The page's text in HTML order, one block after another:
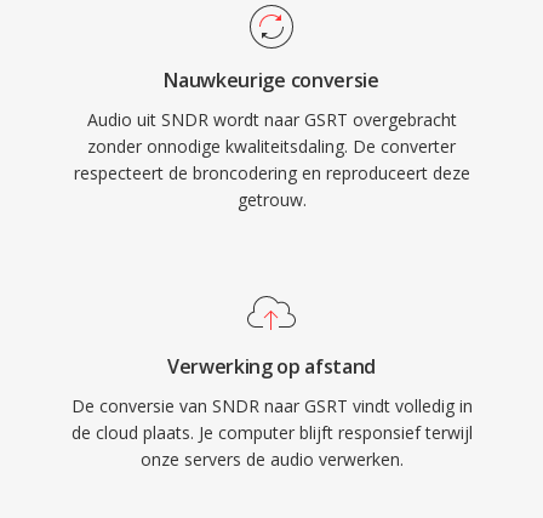
Nauwkeurige conversie
Audio uit SNDR wordt naar GSRT overgebracht
zonder onnodige kwaliteitsdaling. De converter
respecteert de broncodering en reproduceert deze
getrouw.
Verwerking op afstand
De conversie van SNDR naar GSRT vindt volledig in
de cloud plaats. Je computer blijft responsief terwijl
onze servers de audio verwerken.